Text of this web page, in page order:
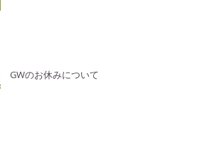
GWのお休みについて